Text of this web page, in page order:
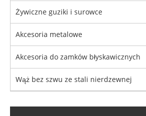
Żywiczne guziki i surowce
Akcesoria metalowe
Akcesoria do zamków błyskawicznych
Wąż bez szwu ze stali nierdzewnej